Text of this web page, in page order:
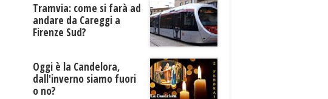
Tramvia: come si farà ad
andare da Careggi a
Firenze Sud?
Oggi è la Candelora,
dall'inverno siamo fuori
o no?